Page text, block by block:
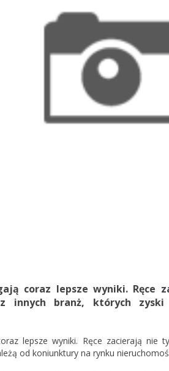
coraz lepsze wyniki. Ręce
z innych branż, których
lepsze wyniki. Ręce zacierają nie
od koniunktury na rynku